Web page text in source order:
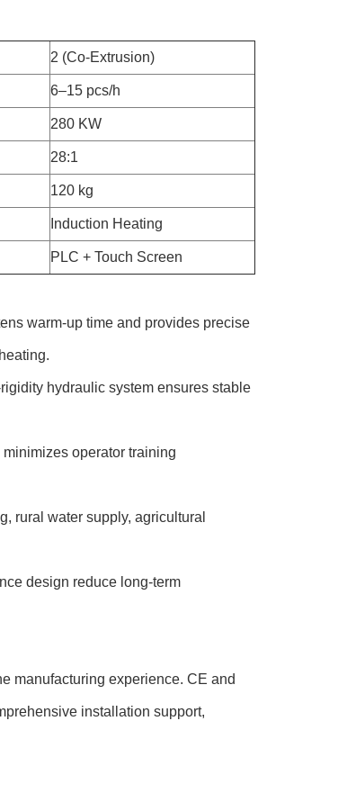
2 (Co-Extrusion)
6–15 pcs/h
280 KW
28:1
120 kg
Induction Heating
PLC + Touch Screen
warm-up time and provides precise
hydraulic system ensures stable
operator training
rural water supply, agricultural
design reduce long-term
manufacturing experience. CE and
installation support,